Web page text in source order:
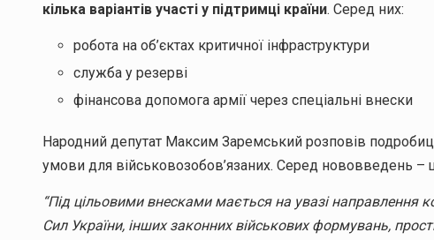
кілька варіантів участі у підтримці країни. Серед них:
робота на об’єктах критичної інфраструктури
служба у резерві
фінансова допомога армії через спеціальні внески
Народний депутат Максим Заремський розповів
умови для військовозобов’язаних. Серед нововведень –
“Під цільовими внесками мається на увазі направлення
Сил України, інших законних військових формувань,